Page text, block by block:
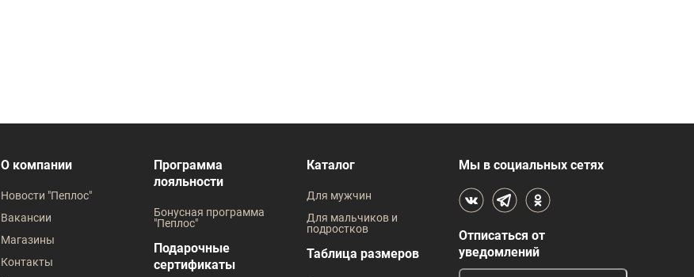
О компании
Новости "Пеплос"
Вакансии
Магазины
Контакты
Программа
лояльности
Бонусная программа
"Пеплос"
Подарочные
сертификаты
Каталог
Для мужчин
Для мальчиков и
подростков
Таблица размеров
Мы в социальных сетях
Отписаться от
уведомлений